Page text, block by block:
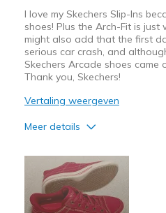
I love my Skechers Slip-Ins
shoes! Plus the Arch-Fit is
might also add that the first
serious car crash, and
Skechers Arcade shoes
Thank you, Skechers!
Vertaling weergeven
Meer details
Attractive Design
Breathe Well